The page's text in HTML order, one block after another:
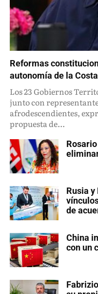
Reformas
autonomía de la
Los 23 Gobiernos
junto con
afrodescendientes,
propuesta de...
Rusia
de
China
con un